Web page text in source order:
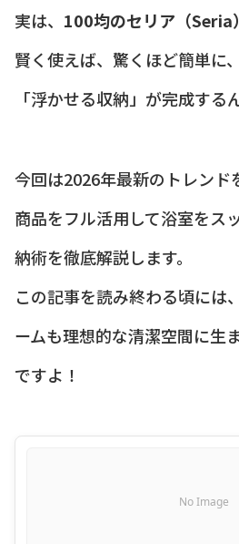
実は、 100均のセリア（Seria）
賢く使えば、驚くほど簡単に
「浮かせる収納」が完成する
今回は2026年最新のトレンド
商品をフル活用して浴室をス
納術を徹底解説します。
この記事を読み終わる頃には
ームも理想的な清潔空間に生
ですよ！
No Image